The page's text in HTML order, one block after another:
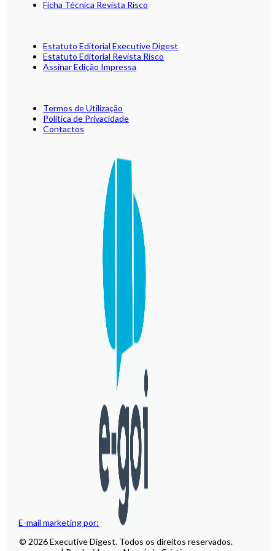
E-mail marketing por:
Ficha Técnica Revista Risco
Estatuto Editorial Executive Digest
Estatuto Editorial Revista Risco
Assinar Edição Impressa
Termos de Utilização
Política de Privacidade
Contactos
© 2026 Executive Digest. Todos os direitos reservados.